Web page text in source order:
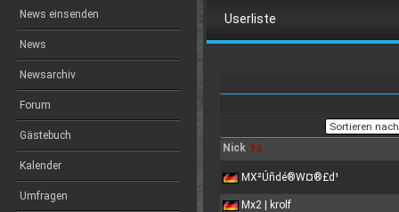
News einsenden
News
Newsarchiv
Forum
Gästebuch
Kalender
Umfragen
Userliste
Nick
MX²Úñdé®W¤®£d¹
Mx2 | krolf